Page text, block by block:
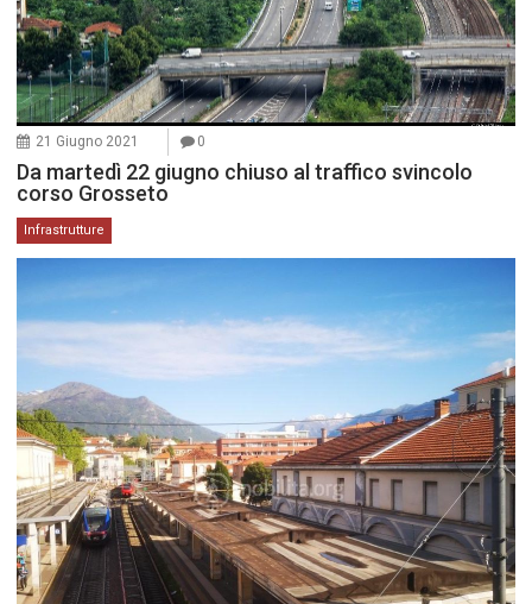
21 Giugno 2021 0
Da martedì 22 giugno chiuso al traffico svincolo
corso Grosseto
Infrastrutture